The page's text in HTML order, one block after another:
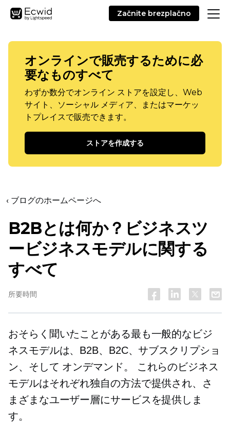
Začnite brezplačno
オンラインで販売するために必
要なものすべて
わずか数分でオンライン ストアを設定し、Web
サイト、ソーシャル メディア、またはマーケッ
トプレイスで販売できます。
ストアを作成する
‹ ブログのホームページへ
B2Bとは何か？ビジネスツ
ービジネスモデルに関する
すべて
所要時間
おそらく聞いたことがある最も一般的なビジ
ネスモデルは、B2B、B2C、サブスクリプショ
ン、そして オンデマンド。
これらのビジネス
モデルはそれぞれ独自の方法で提供され、さ
まざまなユーザー層にサービスを提供しま
す。